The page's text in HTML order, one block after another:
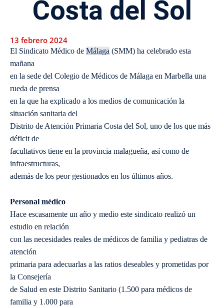
Costa del Sol
13 febrero 2024
El Sindicato Médico de Málaga (SMM) ha celebrado esta
mañana
en la sede del Colegio de Médicos de Málaga en Marbella una
rueda de prensa
en la que ha explicado a los medios de comunicación la
situación sanitaria del
Distrito de Atención Primaria Costa del Sol, uno de los que más
déficit de
facultativos tiene en la provincia malagueña, así como de
infraestructuras,
además de los peor gestionados en los últimos años.
Personal médico
Hace escasamente un año y medio este sindicato realizó un
estudio en relación
con las necesidades reales de médicos de familia y pediatras de
atención
primaria para adecuarlas a las ratios deseables y prometidas por
la Consejería
de Salud en este Distrito Sanitario (1.500 para médicos de
familia y 1.000 para